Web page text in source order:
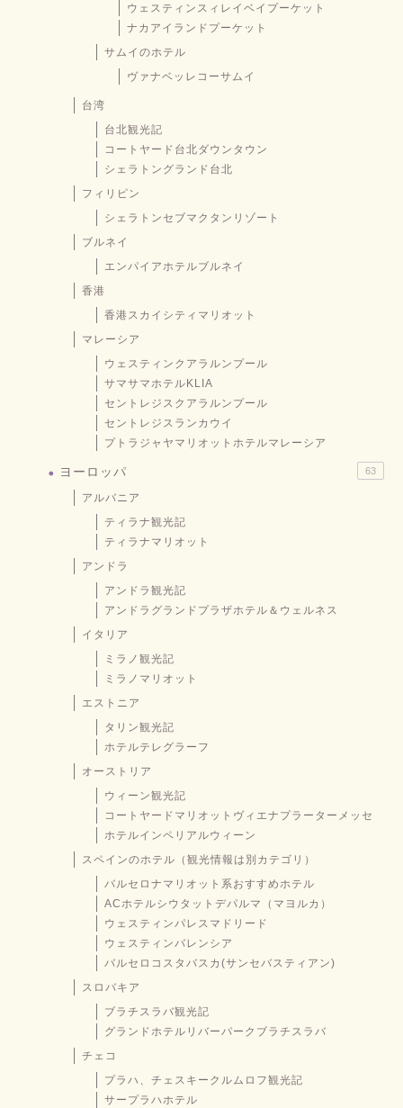
ウェスティンスィレイベイプーケット
ナカアイランドプーケット
サムイのホテル
ヴァナベッレコーサムイ
台湾
台北観光記
コートヤード台北ダウンタウン
シェラトングランド台北
フィリピン
シェラトンセブマクタンリゾート
ブルネイ
エンパイアホテルブルネイ
香港
香港スカイシティマリオット
マレーシア
ウェスティンクアラルンプール
サマサマホテルKLIA
セントレジスクアラルンプール
セントレジスランカウイ
プトラジャヤマリオットホテルマレーシア
ヨーロッパ 63
アルバニア
ティラナ観光記
ティラナマリオット
アンドラ
アンドラ観光記
アンドラグランドプラザホテル＆ウェルネス
イタリア
ミラノ観光記
ミラノマリオット
エストニア
タリン観光記
ホテルテレグラーフ
オーストリア
ウィーン観光記
コートヤードマリオットヴィエナプラーターメッセ
ホテルインペリアルウィーン
スペインのホテル（観光情報は別カテゴリ）
バルセロナマリオット系おすすめホテル
ACホテルシウタットデパルマ（マヨルカ）
ウェスティンパレスマドリード
ウェスティンバレンシア
バルセロコスタバスカ(サンセバスティアン)
スロバキア
ブラチスラバ観光記
グランドホテルリバーパークブラチスラバ
チェコ
プラハ、チェスキークルムロフ観光記
サープラハホテル